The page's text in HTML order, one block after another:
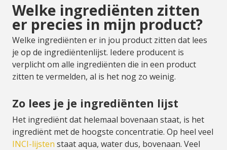
Welke ingrediënten zitten
er precies in mijn product?
Welke ingrediënten er in jou product zitten dat lees
je op de ingrediëntenlijst. Iedere producent is
verplicht om alle ingrediënten die in een product
zitten te vermelden, al is het nog zo weinig.
Zo lees je je ingrediënten lijst
Het ingrediënt dat helemaal bovenaan staat, is het
ingrediënt met de hoogste concentratie. Op heel veel
INCI-lijsten staat aqua, water dus, bovenaan. Veel